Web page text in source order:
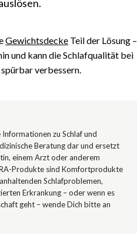
Gewichtsdecke Teil der Lösung –
und kann die Schlafqualität bei
verbessern.
zu Schlaf und
Beratung dar und ersetzt
einem Arzt oder anderem
Produkte sind Komfortprodukte
Schlafproblemen,
Erkrankung – oder wenn es
geht – wende Dich bitte an